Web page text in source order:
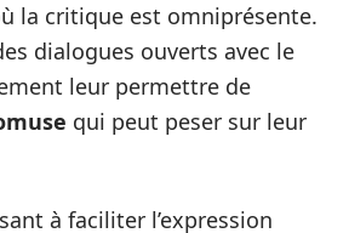
la critique est omniprésente.
dialogues ouverts avec le
leur permettre de
qui peut peser sur leur
à faciliter l’expression